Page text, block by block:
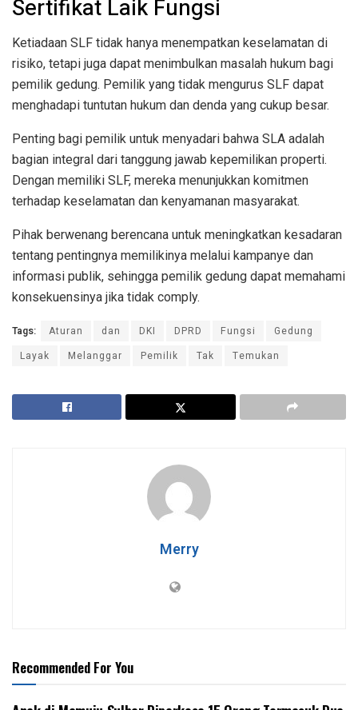
Sertifikat Laik Fungsi
Ketiadaan SLF tidak hanya menempatkan keselamatan di
risiko, tetapi juga dapat menimbulkan masalah hukum bagi
pemilik gedung. Pemilik yang tidak mengurus SLF dapat
menghadapi tuntutan hukum dan denda yang cukup besar.
Penting bagi pemilik untuk menyadari bahwa SLA adalah
bagian integral dari tanggung jawab kepemilikan properti.
Dengan memiliki SLF, mereka menunjukkan komitmen
terhadap keselamatan dan kenyamanan masyarakat.
Pihak berwenang berencana untuk meningkatkan kesadaran
tentang pentingnya memilikinya melalui kampanye dan
informasi publik, sehingga pemilik gedung dapat memahami
konsekuensinya jika tidak comply.
Tags: Aturan dan DKI DPRD Fungsi
Gedung
Layak
Melanggar Pemilik Tak Temukan
Merry
Recommended For You